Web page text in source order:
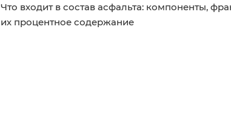
Что входит в состав асфальта: компоненты,
их процентное содержание